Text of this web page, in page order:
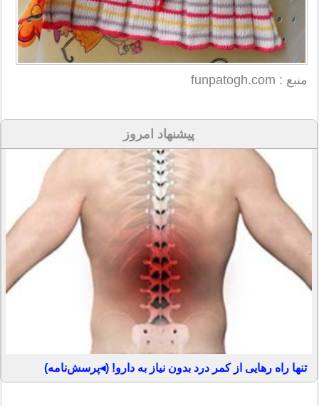
منبع : funpatogh.com
پیشنهاد امروز
تنها راه رهایی از کمر درد بدون نیاز به دارو! (◂پرسش‌نامه)